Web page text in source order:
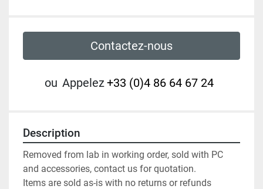
Contactez-nous
ou Appelez+33 (0)4 86 64 67 24
Description
Removed from lab in working order, sold with PC
and accessories, contact us for quotation.
Items are sold as-is with no returns or refunds